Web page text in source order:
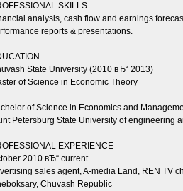
SKILLS
analysis, cash flow and earnings
reports & presentations.
State University (2010 вЂ“ 2013)
of Science in Economic Theory
of Science in Economics and
Petersburg State University of engineering
EXPERIENCE
2010 вЂ“ current
sales agent, A-media Land, REN TV
Chuvash Republic